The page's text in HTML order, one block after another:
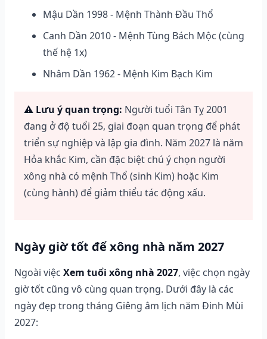
Mậu Dần 1998 - Mệnh Thành Đầu Thổ
Canh Dần 2010 - Mệnh Tùng Bách Mộc (cùng
thế hệ 1x)
Nhâm Dần 1962 - Mệnh Kim Bạch Kim
⚠️ Lưu ý quan trọng: Người tuổi Tân Tỵ 2001
đang ở độ tuổi 25, giai đoạn quan trọng để phát
triển sự nghiệp và lập gia đình. Năm 2027 là năm
Hỏa khắc Kim, cần đặc biệt chú ý chọn người
xông nhà có mệnh Thổ (sinh Kim) hoặc Kim
(cùng hành) để giảm thiểu tác động xấu.
Ngày giờ tốt để xông nhà năm 2027
Ngoài việc Xem tuổi xông nhà 2027, việc chọn ngày
giờ tốt cũng vô cùng quan trọng. Dưới đây là các
ngày đẹp trong tháng Giêng âm lịch năm Đinh Mùi
2027: